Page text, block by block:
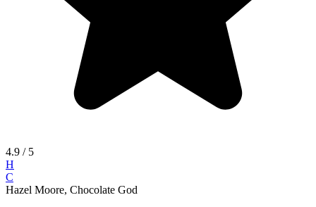
4.9 / 5
H
C
Hazel Moore, Chocolate God